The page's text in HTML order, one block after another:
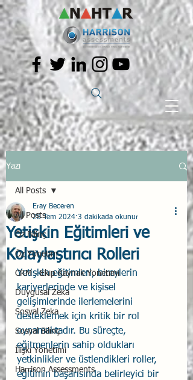
Yazı
All Posts
Öz Bilinç
Öz Yönetim
CRM - Ekip Kaynak Yönetimi
Duygusal Zeka
Sosyal Zeka
Sosyal Bilinç
İlişki Yönetimi
Harrison Assessments
All Posts
Yetişkin Eğitimleri ve
Kolaylaştırıcı Rolleri
Eray Beceren
28 Tem 2024 3 dakikada okunur
Yetişkin eğitimleri, bireylerin
kariyerlerinde ve kişisel
gelişimlerinde ilerlemelerini
desteklemek için kritik bir rol
oynamaktadır. Bu süreçte,
eğitmenlerin sahip oldukları
yetkinlikler ve üstlendikleri roller,
eğitimin başarısında belirleyici bir